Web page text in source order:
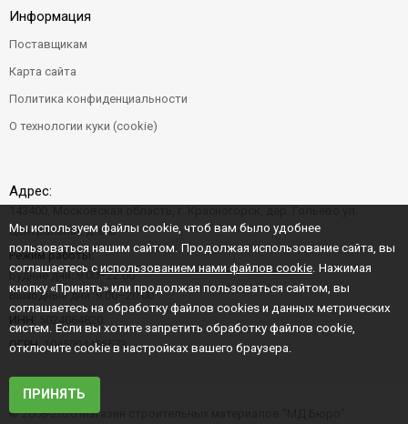
Информация
Поставщикам
Карта сайта
Политика конфиденциальности
О технологии куки (cookie)
Адрес:
Центральная д. 6"Б"
Режим работы:
Будние дни: 9:00–22:00
Выходные дни: 9:00–20:00
ИНН:
ОГРН:1045004456573
© 2008-2026 Магазин строительных материалов "МД Бюро"
Мы используем файлы cookie, чтоб вам было удобнее
пользоваться нашим сайтом. Продолжая использование сайта, вы
соглашаетесь с использованием нами файлов cookie . Нажимая
кнопку «Принять» или продолжая пользоваться сайтом, вы
соглашаетесь на обработку файлов cookies и данных метрических
систем. Если вы хотите запретить обработку файлов cookie,
отключите cookie в настройках вашего браузера.
ПРИНЯТЬ